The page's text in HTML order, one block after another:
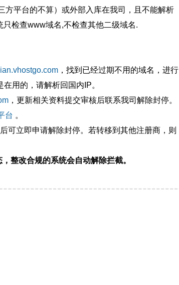
平台的不算）或外部入库在我司，且不能解析
检查www域名,不检查其他二级域名.
，找到已经过期不用的域名，进行
用的，请解析回国内IP。
，更新相关资料提交审核后联系我司解除封停。
台 。
后可立即申请解除封停。若转移到其他注册商，则
整改合规的系统会自动解除拦截。